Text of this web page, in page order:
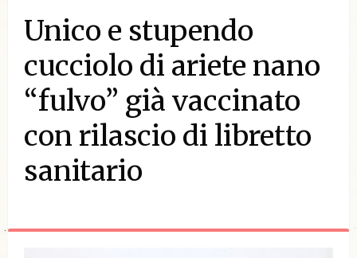
Unico e stupendo
cucciolo di ariete nano
“fulvo” già vaccinato
con rilascio di libretto
sanitario